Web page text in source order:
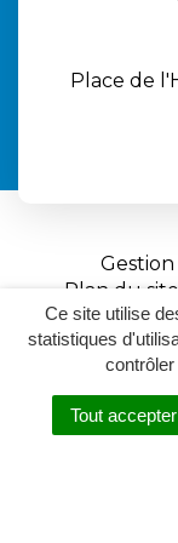
Ce site utilise
statistiques
Tout accepter
Place de
Gestion
Plan du site